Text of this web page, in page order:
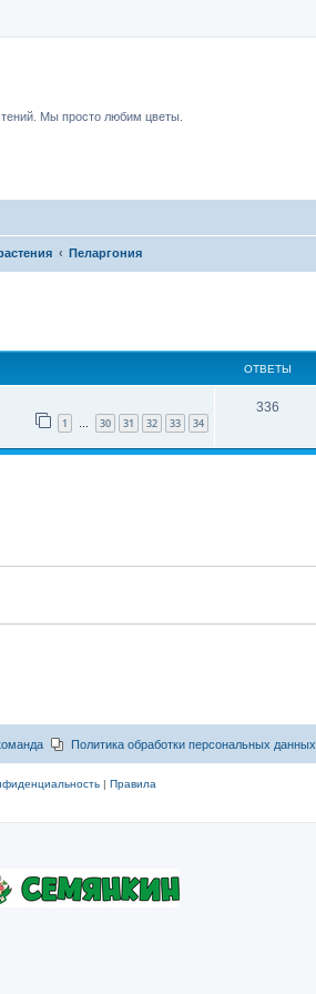
Мы просто любим цветы.
Пеларгония
ОТВЕТЫ
1 … 30 31 32 33 34
336
Политика обработки персональных данных
| Правила